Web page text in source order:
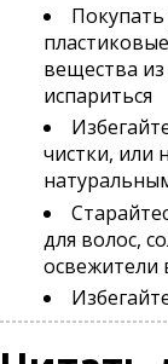
вещества
испариться
чистки, или
для волос,
освежители